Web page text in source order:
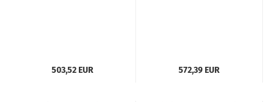
503,52 EUR 572,39 EUR